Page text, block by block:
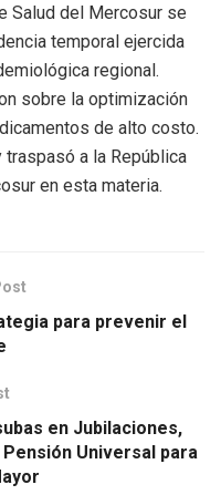
Salud del Mercosur se
temporal ejercida
regional.
sobre la optimización
de alto costo.
traspasó a la República
en esta materia.
para prevenir el
en Jubilaciones,
Universal para